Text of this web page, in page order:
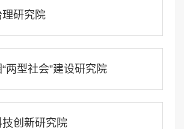
理研究院
两型社会”建设研究院
创新研究院